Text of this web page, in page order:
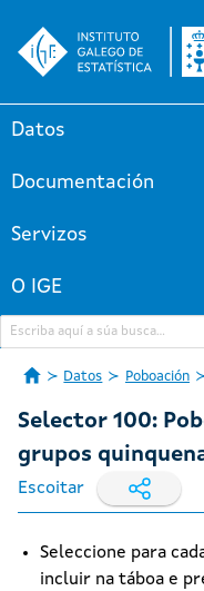
Datos
Documentación
Servizos
O IGE
Datos Poboación
Selector 100:
grupos
Escoitar
Seleccione para
incluir na táboa e